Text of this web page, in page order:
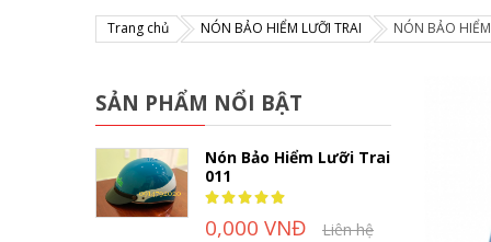
Trang chủ NÓN BẢO HIỂM LƯỠI TRAI NÓN BẢO
SẢN PHẨM NỔI BẬT
Nón Bảo Hiểm Lưỡi Trai
011
Rating:
100%
0,000 VNĐ Liên hệ